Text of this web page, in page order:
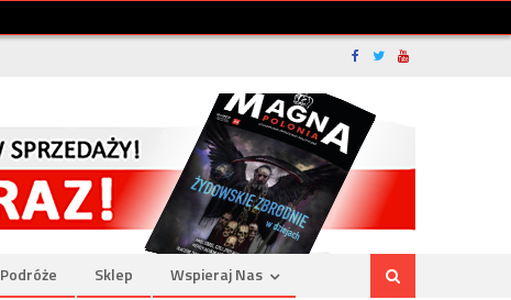
Podróże Sklep Wspieraj Nas